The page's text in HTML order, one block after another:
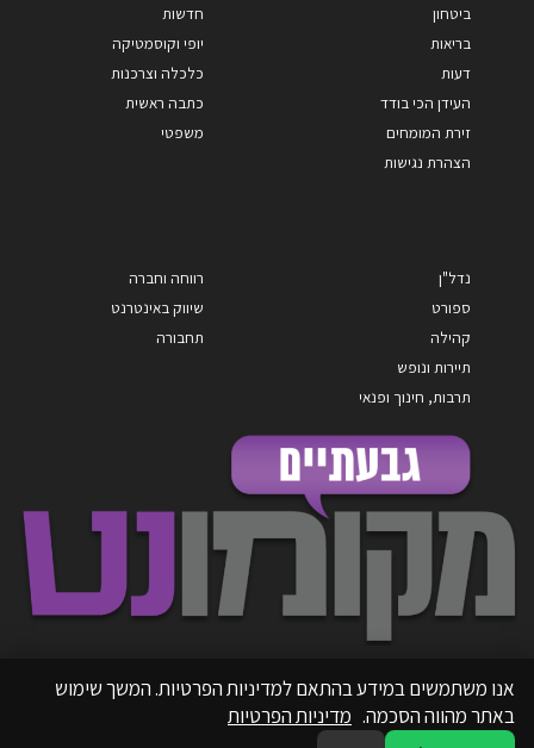
ביטחון
בריאות
דעות
העידן הכי בודד
זירת המומחים
הצהרת נגישות
חדשות
יופי וקוסמטיקה
כלכלה וצרכנות
כתבה ראשית
משפטי
נדל"ן
ספורט
קהילה
תיירות ונופש
תרבות, חינוך ופנאי
רווחה וחברה
שיווק באינטרנט
תחבורה
אנו משתמשים במידע בהתאם למדיניות הפרטיות. המשך שימוש
באתר מהווה הסכמה. מדיניות הפרטיות